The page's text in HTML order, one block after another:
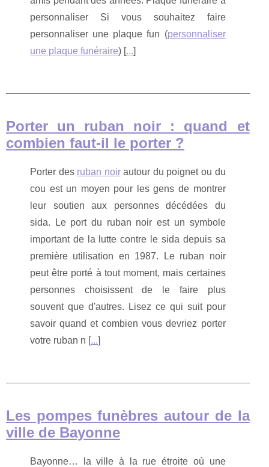
personnaliser Si vous souhaitez faire
personnaliser une plaque fun (personnaliser
une plaque funéraire) [...]
Porter un ruban noir : quand et
combien faut-il le porter ?
Porter des ruban noirautour du poignet ou du
cou est un moyen pour les gens de montrer
leur soutien aux personnes décédées du
sida. Le port du ruban noir est un symbole
important de la lutte contre le sida depuis sa
première utilisation en 1987. Le ruban noir
peut être porté à tout moment, mais certaines
personnes choisissent de le faire plus
souvent que d'autres. Lisez ce qui suit pour
savoir quand et combien vous devriez porter
votre ruban n [...]
Les pompes funèbres autour de la
ville de Bayonne
Bayonne… la ville à la rue étroite où une